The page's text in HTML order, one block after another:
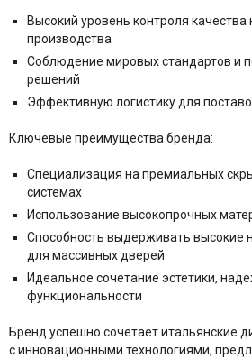
Высокий уровень контроля качества
производства
Соблюдение мировых стандартов и
решений
Эффективную логистику для
Ключевые преимущества бренда:
Специализация на премиальных
системах
Использование высокопрочных
Способность выдерживать высокие
для массивных дверей
Идеальное сочетание эстетики,
функциональности
Бренд успешно сочетает итальянские
с инновационными технологиями,